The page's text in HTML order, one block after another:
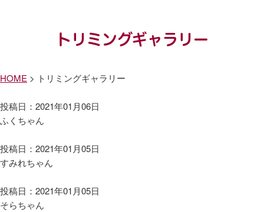
トリミングギャラリー
HOME > トリミングギャラリー
投稿日：2021年01月06日
ふくちゃん
投稿日：2021年01月05日
すみれちゃん
投稿日：2021年01月05日
そらちゃん